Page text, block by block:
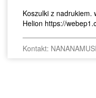
Koszulki z nadrukiem.
Helion https://
Kontakt: